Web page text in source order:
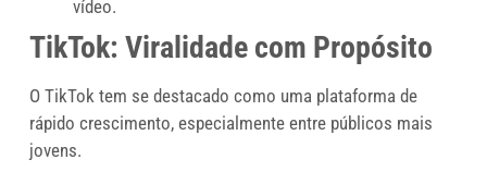
vídeo.
TikTok: Viralidade com Propósito
O TikTok tem se destacado como uma plataforma de
rápido crescimento, especialmente entre públicos mais
jovens.